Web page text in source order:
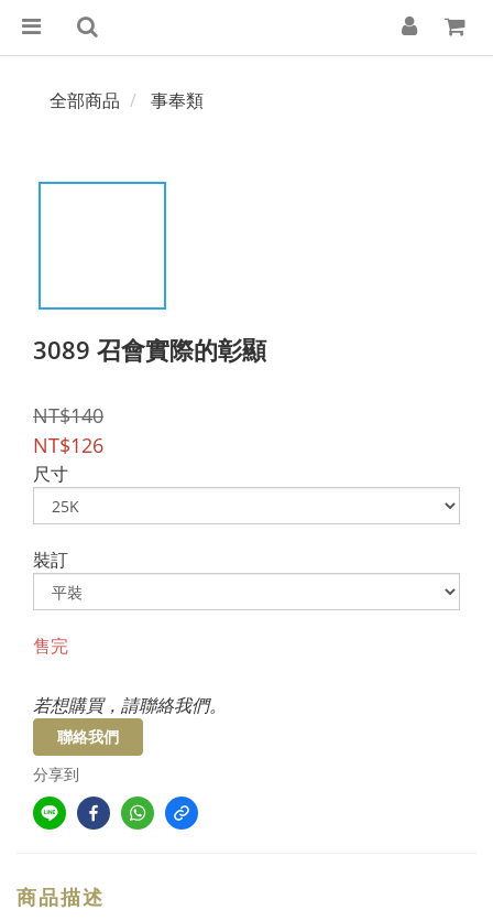
全部商品 事奉類
3089 召會實際的彰顯
NT$140
NT$126
尺寸
裝訂
售完
若想購買，請聯絡我們。
聯絡我們
分享到
商品描述